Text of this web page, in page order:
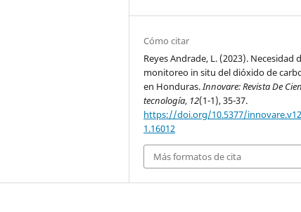
Cómo citar
Reyes Andrade, L. (2023). Necesidad
monitoreo in situ del dióxido de
en Honduras.Innovare: Revista De
tecnología, 12(1-1), 35-37.
https://doi.org/10.5377/
1.16012
Más formatos de cita